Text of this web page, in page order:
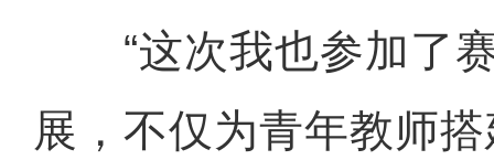
“这次我也参加了赛
展，不仅为青年教师